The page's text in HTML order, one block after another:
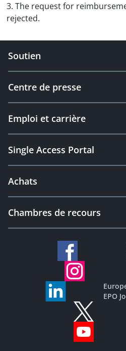
3. The request for
rejected.
Soutien
Centre de presse
Emploi et carrière
Single Access Portal
Achats
Chambres de recours
EPO